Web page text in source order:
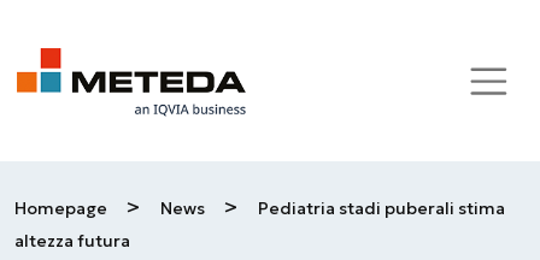
Skip to main content
Homepage > News >
Pediatria stadi puberali stima
altezza futura